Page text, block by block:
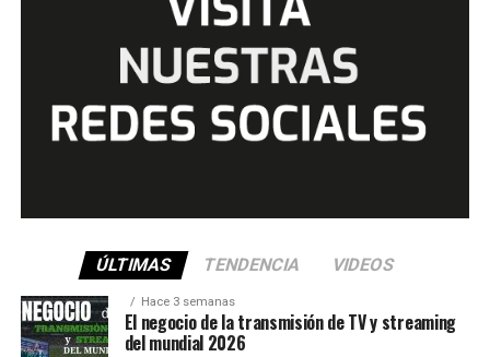
ÚLTIMAS TENDENCIA VIDEOS
Hace 3 semanas
El negocio de la transmisión de TV y streaming
del mundial 2026